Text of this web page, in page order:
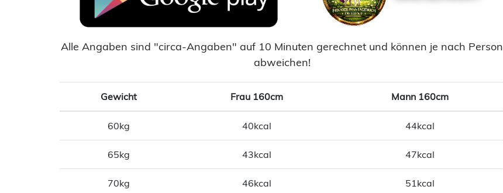
Alle Angaben sind "circa-Angaben" auf 10 Minuten gerechnet und können je nach Person
abweichen!
Gewicht Frau 160cm Mann 160cm
60kg 40kcal 44kcal
65kg 43kcal 47kcal
70kg 46kcal 51kcal